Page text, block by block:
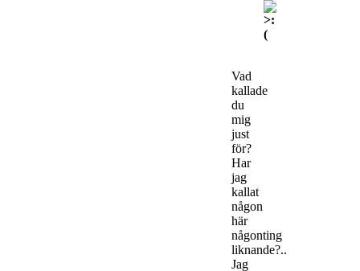
Vad
kallade
du
mig
just
för?
Har
jag
kallat
någon
här
någonting
liknande?..
Jag